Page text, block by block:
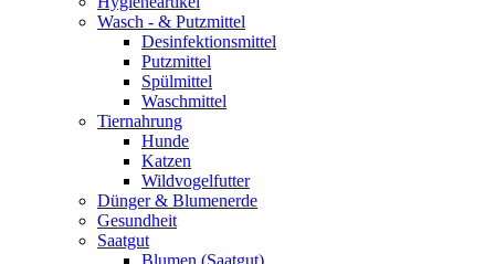
Wasch - & Putzmittel
Desinfektionsmittel
Putzmittel
Spülmittel
Waschmittel
Tiernahrung
Hunde
Katzen
Wildvogelfutter
Dünger & Blumenerde
Gesundheit
Saatgut
Blumen (Saatgut)